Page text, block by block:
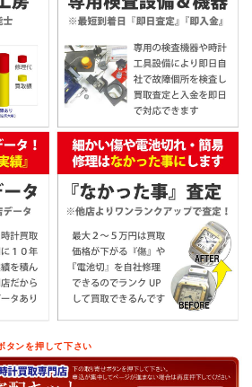
タンを押して下さい